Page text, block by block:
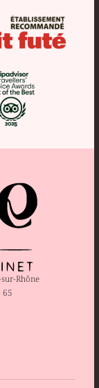
Rhône
65